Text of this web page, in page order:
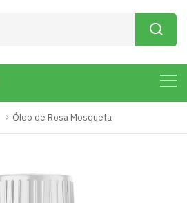
Óleo de Rosa Mosqueta